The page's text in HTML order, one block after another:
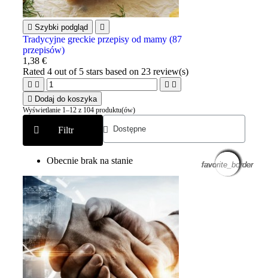
 Szybki podgląd 
Tradycyjne greckie przepisy od mamy (87
przepisów)
1,38 €
Rated4 out of 5 stars based on 23 review(s)
   
 Dodaj do koszyka
Filtr
Wyświetlanie 1–12 z 104 produktu(ów)
Obecnie brak na stanie favorite_border
favorite_border
favorite_border
favorite_border
favorite_border
favorite_border
favorite_border
favorite_border
favorite_border
favorite_border
favorite_border
favorite_border